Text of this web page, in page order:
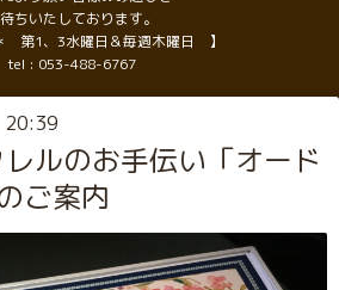
ちいたしております。
第1、3水曜日＆毎週木曜日 】
tel : 053-488-6767
ルのお手伝い「オード
ご案内